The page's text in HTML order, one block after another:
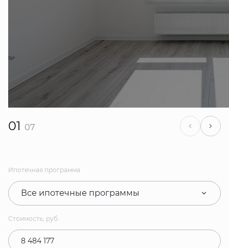
01 07
Ипотечная программа
Все ипотечные программы
Стоимость, руб.